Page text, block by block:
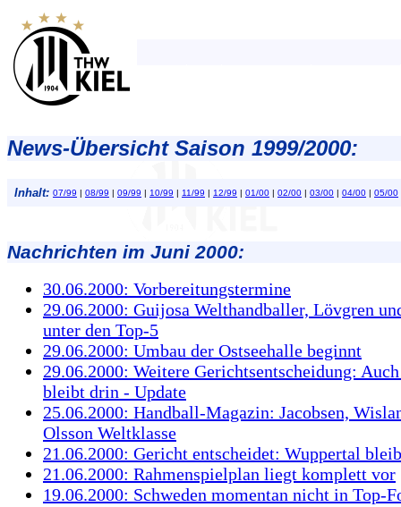
News-Übersicht Saison 1999/2000:
Inhalt: 07/99 | 08/99 | 09/99 | 10/99 | 11/99 | 12/99 | 01/00 | 02/00 | 03/00 | 04/00 | 05/00
Nachrichten im Juni 2000:
30.06.2000: Vorbereitungstermine
29.06.2000: Guijosa Welthandballer, Lövgren
unter den Top-5
29.06.2000: Umbau der Ostseehalle beginnt
29.06.2000: Weitere Gerichtsentscheidung:
bleibt drin - Update
25.06.2000: Handball-Magazin: Jacobsen,
Olsson Weltklasse
21.06.2000: Gericht entscheidet: Wuppertal
21.06.2000: Rahmenspielplan liegt komplett vor
19.06.2000: Schweden momentan nicht in Top-